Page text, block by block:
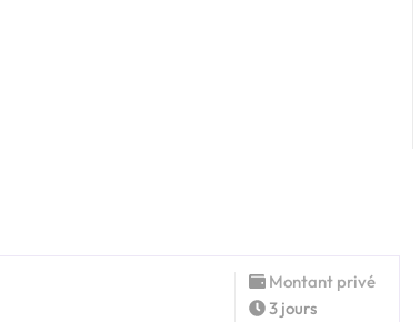
Montant privé
3 jours